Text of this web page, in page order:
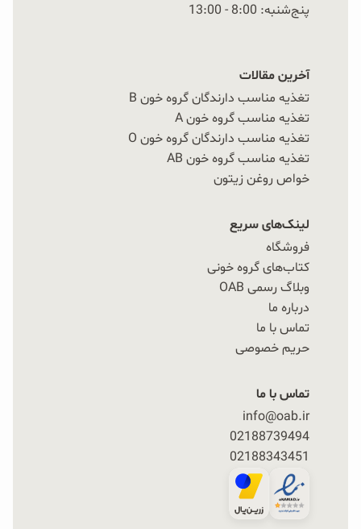
پنج‌شنبه: 8:00 - 13:00
آخرین مقالات
تغذیه مناسب دارندگان گروه خون B
تغذیه مناسب گروه خون A
تغذیه مناسب دارندگان گروه خون O
تغذیه مناسب گروه خون AB
خواص روغن زیتون
لینک‌های سریع
فروشگاه
کتاب‌های گروه خونی
وبلاگ رسمی OAB
درباره ما
تماس با ما
حریم خصوصی
تماس با ما
info@oab.ir
02188739494
02188343451